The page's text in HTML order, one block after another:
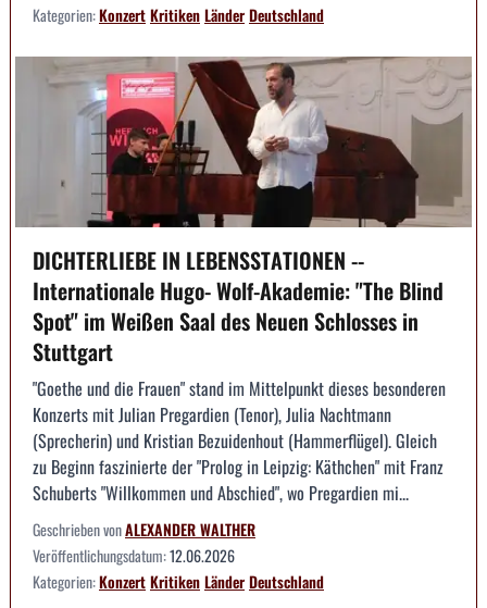
Kategorien:KonzertKritikenLänderDeutschland
DICHTERLIEBE IN LEBENSSTATIONEN --
Internationale Hugo- Wolf-Akademie: "The Blind
Spot" im Weißen Saal des Neuen Schlosses in
Stuttgart
"Goethe und die Frauen" stand im Mittelpunkt dieses besonderen
Konzerts mit Julian Pregardien (Tenor), Julia Nachtmann
(Sprecherin) und Kristian Bezuidenhout (Hammerflügel). Gleich
zu Beginn faszinierte der "Prolog in Leipzig: Käthchen" mit Franz
Schuberts "Willkommen und Abschied", wo Pregardien mi...
Geschrieben vonALEXANDER WALTHER
Veröffentlichungsdatum:12.06.2026
Kategorien:KonzertKritikenLänderDeutschland